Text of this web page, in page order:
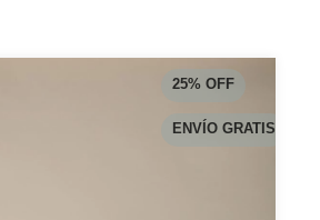
25% OFF
ENVÍO GRATIS